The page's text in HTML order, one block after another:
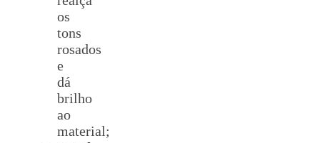
os
tons
rosados
e
dá
brilho
ao
material;